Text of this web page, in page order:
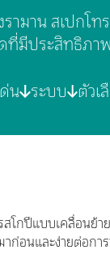
รามาน สเปกโ
ที่มีประสิทธิภาพ
น ระบบ ตัวเ
สโกปีแบบเคลื่อนย้
ก่อนและง่ายต่อก